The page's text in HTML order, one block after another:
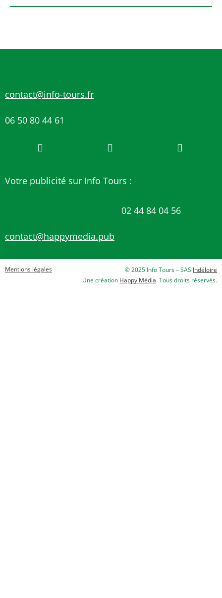
contact@info-tours.fr
06 50 80 44 61
Votre publicité sur Info Tours :
02 44 84 04 56
contact@happymedia.pub
Mentions légales © 2025 Info Tours – SAS Indéloire
Une création Happy Média. Tous droits réservés.